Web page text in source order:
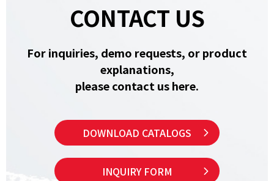
CONTACT US
For inquiries, demo requests, or product
explanations,
please contact us here.
DOWNLOAD CATALOGS
INQUIRY FORM